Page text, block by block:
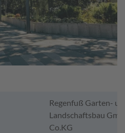
Regenfuß Garten-
Landschaftsbau
Co.KG